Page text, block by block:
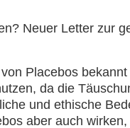
Placebos
da die
und ethische
aber auch